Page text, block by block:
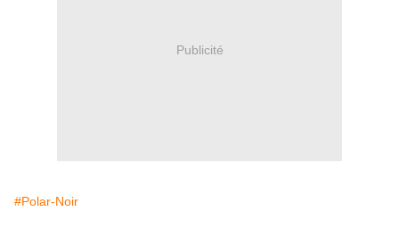
Publicité
#Polar-Noir